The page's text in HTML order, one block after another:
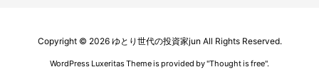
Copyright © 2026 ゆとり世代の投資家jun All Rights Reserved.
WordPress Luxeritas Theme is provided by "Thought is free".